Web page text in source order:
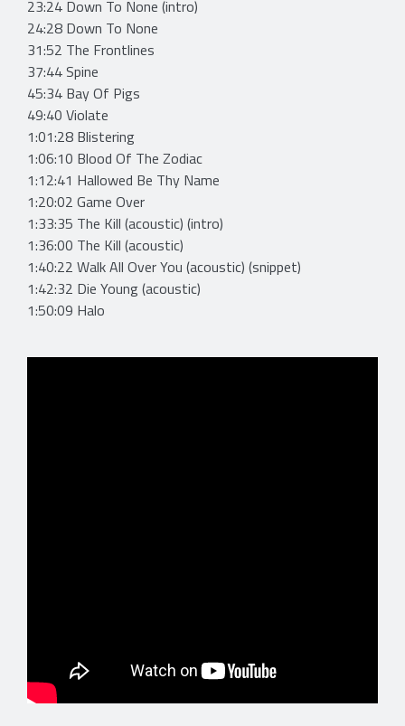
23:24 Down To None (intro)
24:28 Down To None
31:52 The Frontlines
37:44 Spine
45:34 Bay Of Pigs
49:40 Violate
1:01:28 Blistering
1:06:10 Blood Of The Zodiac
1:12:41 Hallowed Be Thy Name
1:20:02 Game Over
1:33:35 The Kill (acoustic) (intro)
1:36:00 The Kill (acoustic)
1:40:22 Walk All Over You (acoustic) (snippet)
1:42:32 Die Young (acoustic)
1:50:09 Halo